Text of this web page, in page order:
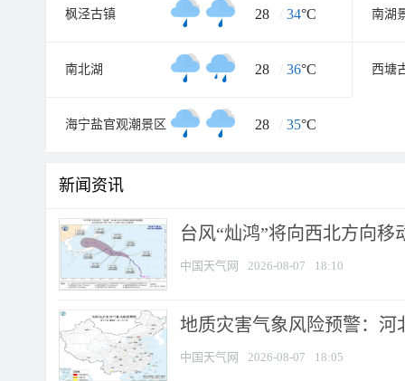
枫泾古镇 28 / 34°C 南湖
南北湖 28 / 36°C 西塘
海宁盐官观潮景区 28 / 35°C
新闻资讯
台风“灿鸿”将向西北方向移
中国天气网 2026-08-07 18:10
地质灾害气象风险预警：河
中国天气网 2026-08-07 18:05